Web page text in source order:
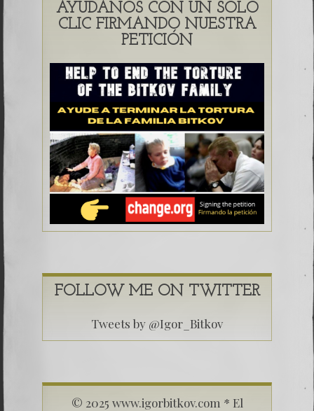
AYÚDANOS CON UN SOLO
CLIC FIRMANDO NUESTRA
PETICIÓN
FOLLOW ME ON TWITTER
Tweets by @Igor_Bitkov
© 2025 www.igorbitkov.com * El